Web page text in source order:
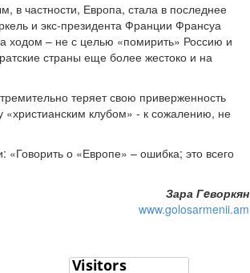
в частности, Европа, стала в последнее
и экс-президента Франции Франсуа
ходом – не с целью «помирить» Россию и
страны еще более жестоко и на
теряет свою приверженность
клубом» - к сожалению, не
«Говорить о «Европе» – ошибка; это всего
Зара Гeворкян
www.golosarmenii.am